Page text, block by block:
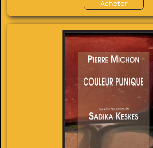
Acheter